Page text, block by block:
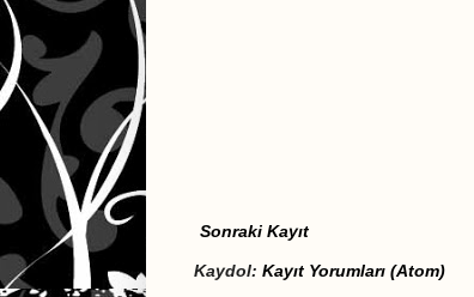
Sonraki Kayıt
Kaydol: Kayıt Yorumları (Atom)